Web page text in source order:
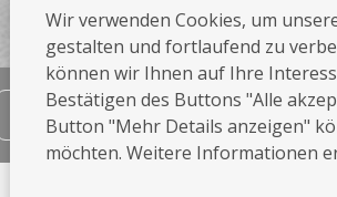
teilen auf die
Wir verwenden Cookies, um
gestalten und fortlaufend zu
können wir Ihnen auf Ihre
Bestätigen des Buttons "Alle
Button "Mehr Details anzeigen"
möchten. Weitere Informationen